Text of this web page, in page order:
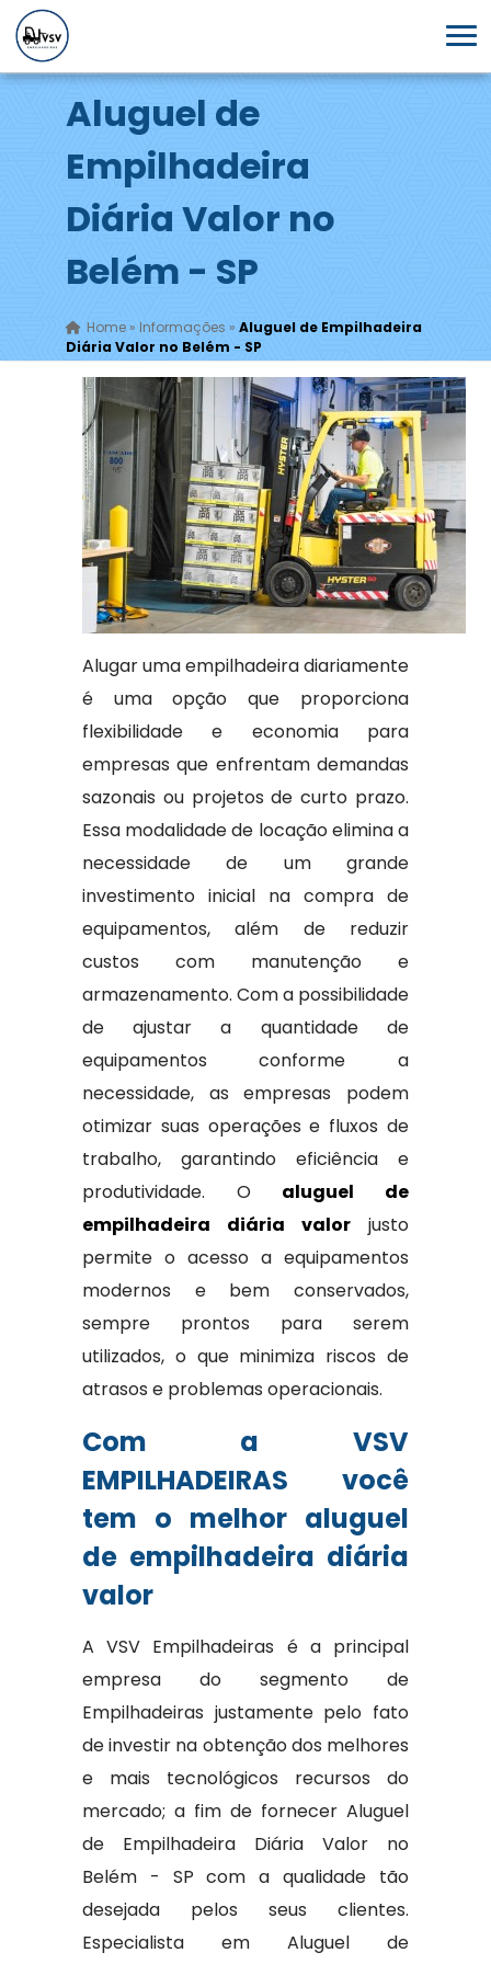
Aluguel de
Empilhadeira
Diária Valor no
Belém - SP
Home» Informações » Aluguel de Empilhadeira
Diária Valor no Belém - SP
Alugar uma empilhadeira diariamente
é uma opção que proporciona
flexibilidade e economia para
empresas que enfrentam demandas
sazonais ou projetos de curto prazo.
Essa modalidade de locação elimina a
necessidade de um grande
investimento inicial na compra de
equipamentos, além de reduzir
custos com manutenção e
armazenamento. Com a possibilidade
de ajustar a quantidade de
equipamentos conforme a
necessidade, as empresas podem
otimizar suas operações e fluxos de
trabalho, garantindo eficiência e
produtividade. O aluguel de
empilhadeira diária valor justo
permite o acesso a equipamentos
modernos e bem conservados,
sempre prontos para serem
utilizados, o que minimiza riscos de
atrasos e problemas operacionais.
Com a VSV
EMPILHADEIRAS você
tem o melhor aluguel
de empilhadeira diária
valor
A VSV Empilhadeiras é a principal
empresa do segmento de
Empilhadeiras justamente pelo fato
de investir na obtenção dos melhores
e mais tecnológicos recursos do
mercado; a fim de fornecer Aluguel
de Empilhadeira Diária Valor no
Belém - SP com a qualidade tão
desejada pelos seus clientes.
Especialista em Aluguel de